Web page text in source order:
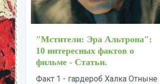
В "Мстителях: Война
бесконечности" появится
Гвинет Пэлтроу
Каст "Мстителей: Война